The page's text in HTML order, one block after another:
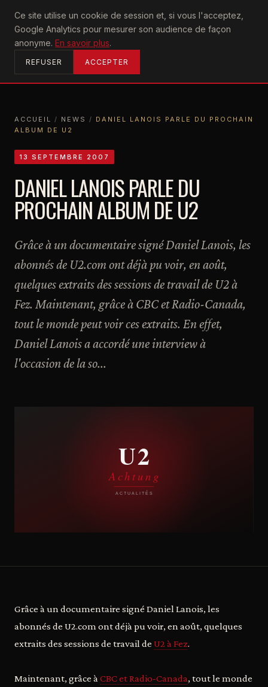
Ce site utilise un cookie de session et, si vous l'acceptez,
Google Analytics pour mesurer son audience de façon
anonyme. En savoir plus.
REFUSER ACCEPTER
U2achtung
ACCUEIL
ACCUEIL / NEWS / DANIEL LANOIS PARLE DU PROCHAIN
ALBUM DE U2
13 SEPTEMBRE 2007
DANIEL LANOIS PARLE DU
PROCHAIN ALBUM DE U2
Grâce à un documentaire signé Daniel Lanois, les
abonnés de U2.com ont déjà pu voir, en août,
quelques extraits des sessions de travail de U2 à
Fez. Maintenant, grâce à CBC et Radio-Canada,
tout le monde peut voir ces extraits. En effet,
Daniel Lanois a accordé une interview à
l'occasion de la so...
Grâce à un documentaire signé Daniel Lanois, les
abonnés de U2.com ont déjà pu voir, en août, quelques
extraits des sessions de travail de U2 à Fez.
Maintenant, grâce àCBC et Radio-Canada, tout le monde